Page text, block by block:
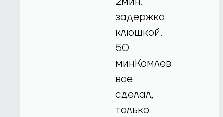
задержка
клюшкой.
50
минКомлев
все
сделал,
только